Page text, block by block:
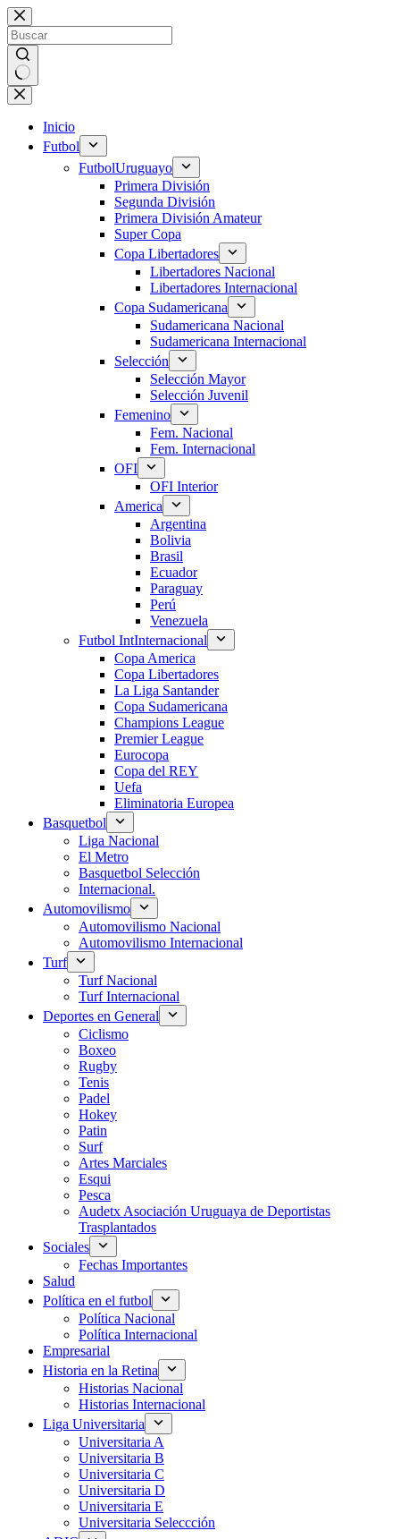
Saltar
al
contenido
Sin
resultados
Inicio
Futbol
FutbolUruguayo
Primera División
Segunda División
Primera División Amateur
Super Copa
Copa Libertadores
Libertadores Nacional
Libertadores Internacional
Copa Sudamericana
Sudamericana Nacional
Sudamericana Internacional
Selección
Selección Mayor
Selección Juvenil
Femenino
Fem. Nacional
Fem. Internacional
OFI
OFI Interior
America
Argentina
Bolivia
Brasil
Ecuador
Paraguay
Perú
Venezuela
Futbol IntInternacional
Copa America
Copa Libertadores
La Liga Santander
Copa Sudamericana
Champions League
Premier League
Eurocopa
Copa del REY
Uefa
Eliminatoria Europea
Basquetbol
Liga Nacional
El Metro
Basquetbol Selección
Internacional.
Automovilismo
Automovilismo Nacional
Automovilismo Internacional
Turf
Turf Nacional
Turf Internacional
Deportes en General
Ciclismo
Boxeo
Rugby
Tenis
Padel
Hokey
Patin
Surf
Artes Marciales
Esqui
Pesca
Audetx Asociación Uruguaya de Deportistas
Trasplantados
Sociales
Fechas Importantes
Salud
Política en el futbol
Política Nacional
Política Internacional
Empresarial
Historia en la Retina
Historias Nacional
Historias Internacional
Liga Universitaria
Universitaria A
Universitaria B
Universitaria C
Universitaria D
Universitaria E
Universitaria Seleccción